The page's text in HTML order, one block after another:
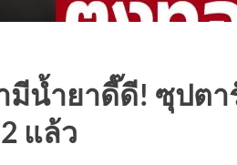
มีน้ำยาดี๊ดี! ซุปตา
แล้ว